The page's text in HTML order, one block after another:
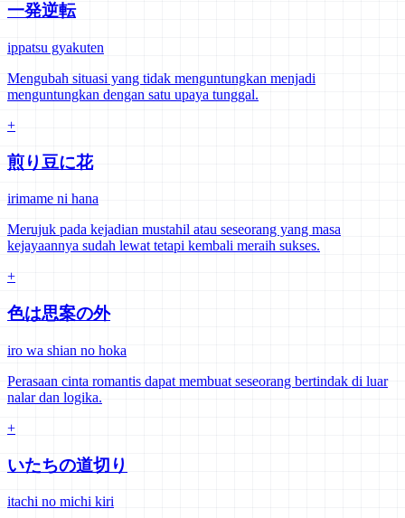
一発逆転
ippatsu gyakuten
Mengubah situasi yang tidak menguntungkan menjadi
menguntungkan dengan satu upaya tunggal.
+
煎り豆に花
irimame ni hana
Merujuk pada kejadian mustahil atau seseorang yang masa
kejayaannya sudah lewat tetapi kembali meraih sukses.
+
色は思案の外
iro wa shian no hoka
Perasaan cinta romantis dapat membuat seseorang bertindak di luar
nalar dan logika.
+
いたちの道切り
itachi no michi kiri